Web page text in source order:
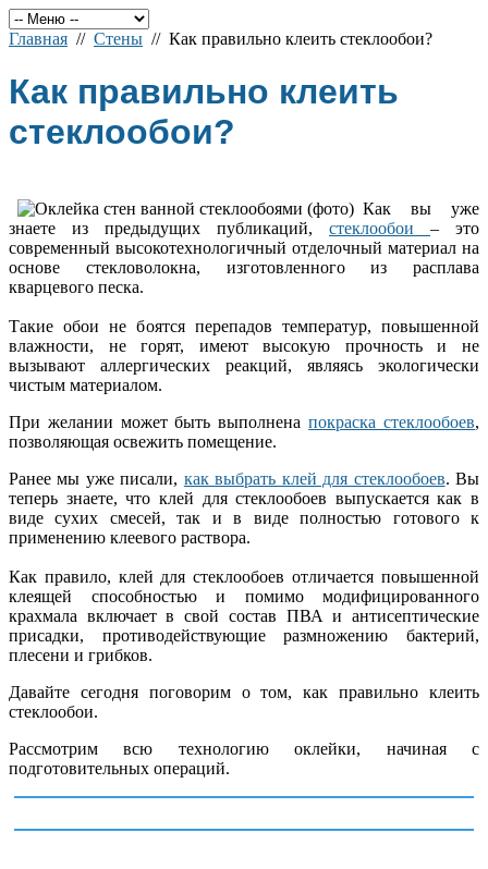
Главная // Стены // Как правильно клеить стеклообои?
Как правильно клеить
стеклообои?
Как вы уже
знаете из предыдущих публикаций, стеклообои – это
современный высокотехнологичный отделочный материал на
основе стекловолокна, изготовленного из расплава
кварцевого песка.
Такие обои не боятся перепадов температур, повышенной
влажности, не горят, имеют высокую прочность и не
вызывают аллергических реакций, являясь экологически
чистым материалом.
При желании может быть выполненапокраска стеклообоев,
позволяющая освежить помещение.
Ранее мы уже писали, как выбрать клей для стеклообоев. Вы
теперь знаете, что клей для стеклообоев выпускается как в
виде сухих смесей, так и в виде полностью готового к
применению клеевого раствора.
Как правило, клей для стеклообоев отличается повышенной
клеящей способностью и помимо модифицированного
крахмала включает в свой состав ПВА и антисептические
присадки, противодействующие размножению бактерий,
плесени и грибков.
Давайте сегодня поговорим о том, как правильно клеить
стеклообои.
Рассмотрим всю технологию оклейки, начиная с
подготовительных операций.